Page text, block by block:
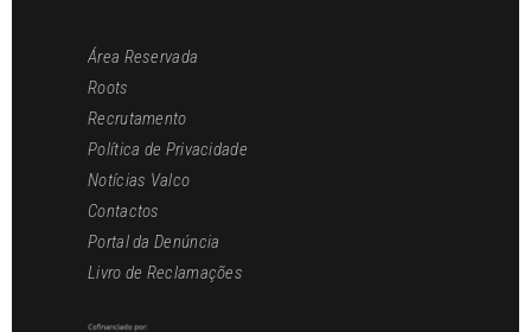
Área Reservada
Roots
Recrutamento
Política de Privacidade
Notícias Valco
Contactos
Portal da Denúncia
Livro de Reclamações